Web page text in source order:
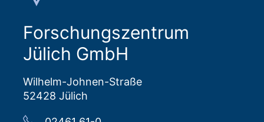
Forschungszentrum
Jülich GmbH
Wilhelm-Johnen-Straße
52428 Jülich